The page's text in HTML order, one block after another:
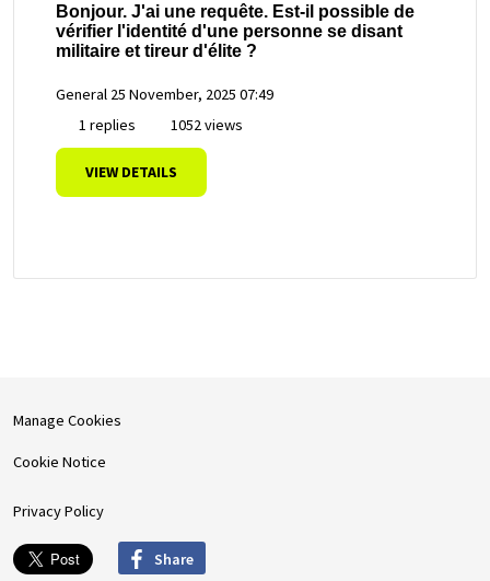
Bonjour. J'ai une requête. Est-il possible de
vérifier l'identité d'une personne se disant
militaire et tireur d'élite ?
General 25 November, 2025 07:49
1 replies
1052 views
VIEW DETAILS
Manage Cookies
Cookie Notice
Privacy Policy
Share